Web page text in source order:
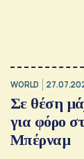
WORLD
Σε θέση
για φόρο
Μπέρναμ